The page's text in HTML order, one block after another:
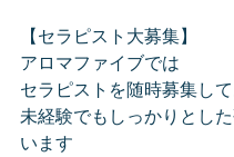
【セラピスト大募集】
アロマファイブでは
セラピストを随時募集し
未経験でもしっかりとし
います